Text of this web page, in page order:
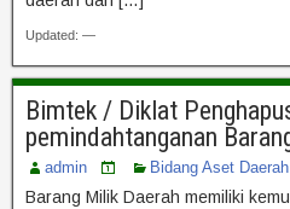
Updated: —
Bimtek / Diklat
pemindahtanganan
admin Bidang Aset Daerah
Barang Milik Daerah memiliki